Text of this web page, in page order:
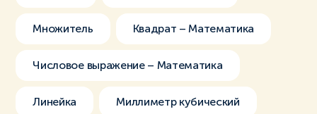
Множитель Квадрат – Математика
Числовое выражение – Математика
Линейка Миллиметр кубический